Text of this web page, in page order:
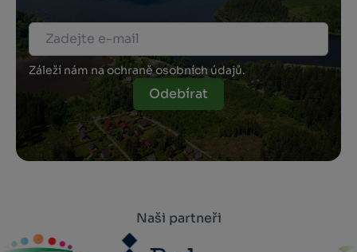
Záleží nám na ochraně osobních údajů.
Odebírat
Naši partneři